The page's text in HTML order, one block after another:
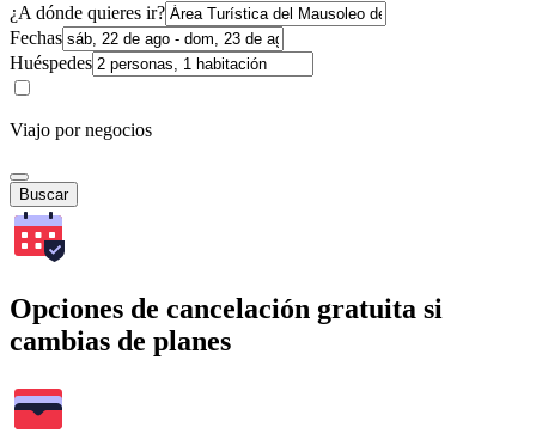
¿A dónde quieres ir?
Fechas
Huéspedes
Viajo por negocios
Buscar
Opciones de cancelación gratuita si
cambias de planes